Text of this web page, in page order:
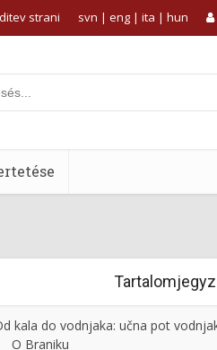
strani svn | eng | ita | hun
kala do vodnjaka: učna pot
O Braniku